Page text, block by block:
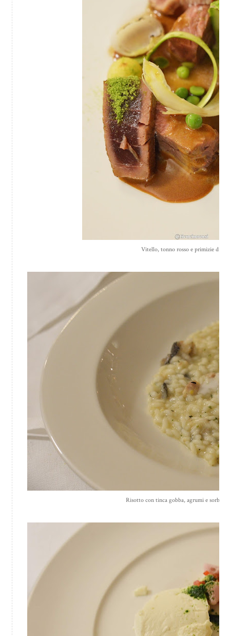
Vitello, tonno rosso e primizie di
Risotto con tinca gobba, agrumi e